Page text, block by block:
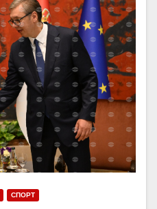
СПОРТ